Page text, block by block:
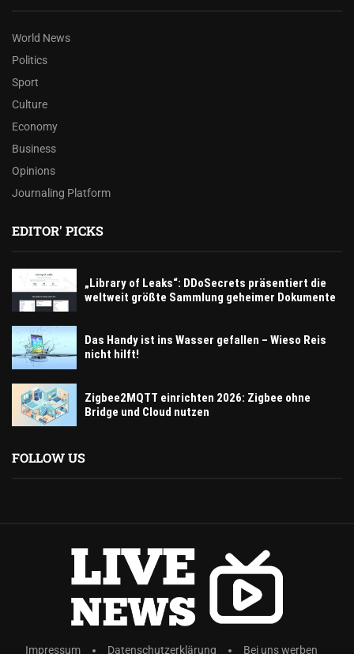
World News
Politics
Sport
Culture
Economy
Business
Opinions
Journaling Platform
EDITOR' PICKS
„Library of Leaks“: DDoSecrets präsentiert die
weltweit größte Sammlung geheimer Dokumente
Das Handy ist ins Wasser gefallen – Wieso Reis
nicht hilft!
Zigbee2MQTT einrichten 2026: Zigbee ohne
Bridge und Cloud nutzen
FOLLOW US
Impressum Datenschutzerklärung Bei uns werben